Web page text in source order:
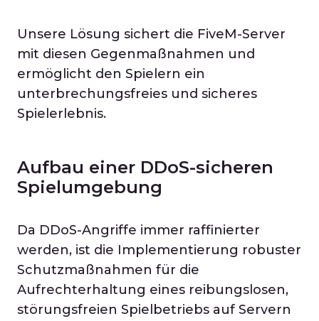
Unsere Lösung sichert die FiveM-Server
mit diesen Gegenmaßnahmen und
ermöglicht den Spielern ein
unterbrechungsfreies und sicheres
Spielerlebnis.
Aufbau einer DDoS-sicheren
Spielumgebung
Da DDoS-Angriffe immer raffinierter
werden, ist die Implementierung robuster
Schutzmaßnahmen für die
Aufrechterhaltung eines reibungslosen,
störungsfreien Spielbetriebs auf Servern